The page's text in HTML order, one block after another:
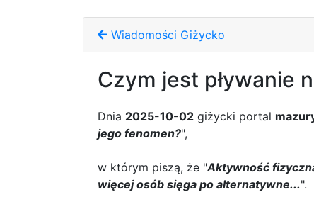
Wiadomości Giżycko
Czym jest pływanie
Dnia 2025-10-02 giżycki portal
jego fenomen?",
w którym piszą, że "Aktywność
więcej osób sięga po alternatywne...".